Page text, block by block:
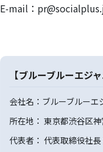
E-mail：
【ブルーブルーエジ
会社名：ブルーブルーエ
所在地： 東京都渋谷区
代表者： 代表取締役社